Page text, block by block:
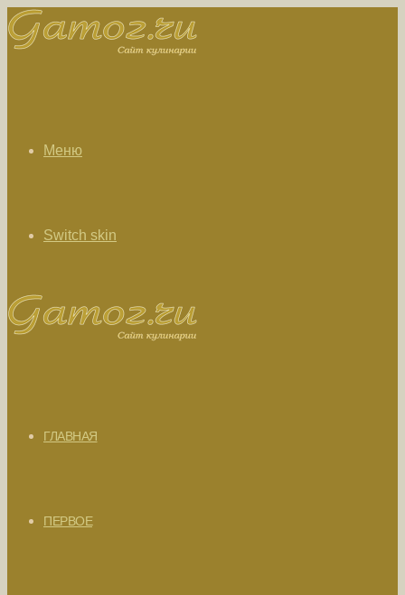
Меню
Switch skin
ГЛАВНАЯ
ПЕРВОЕ